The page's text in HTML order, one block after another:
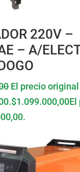
220V –
– A/
El precio
$1.099.000,00El